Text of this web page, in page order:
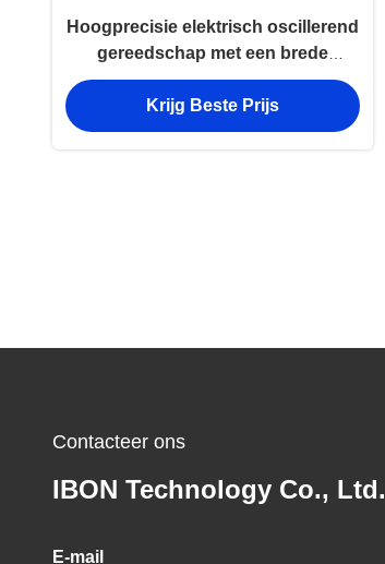
Hoogprecisie elektrisch oscillerend
gereedschap met een brede
materiaalcompatibiliteit en 1 jaar
garantie voor CNC-snijmachines
Krijg Beste Prijs
Contacteer ons
IBON Technology Co., Ltd.
E-mail